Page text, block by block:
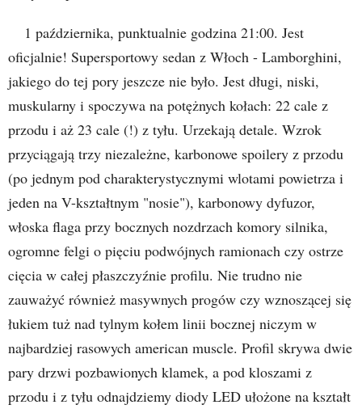
1 października, punktualnie godzina 21:00. Jest
oficjalnie! Supersportowy sedan z Włoch - Lamborghini,
jakiego do tej pory jeszcze nie było. Jest długi, niski,
muskularny i spoczywa na potężnych kołach: 22 cale z
przodu i aż 23 cale (!) z tyłu. Urzekają detale. Wzrok
przyciągają trzy niezależne, karbonowe spoilery z przodu
(po jednym pod charakterystycznymi wlotami powietrza i
jeden na V-kształtnym "nosie"), karbonowy dyfuzor,
włoska flaga przy bocznych nozdrzach komory silnika,
ogromne felgi o pięciu podwójnych ramionach czy ostrze
cięcia w całej płaszczyźnie profilu. Nie trudno nie
zauważyć również masywnych progów czy wznoszącej się
łukiem tuż nad tylnym kołem linii bocznej niczym w
najbardziej rasowych american muscle. Profil skrywa dwie
pary drzwi pozbawionych klamek, a pod kloszami z
przodu i z tyłu odnajdziemy diody LED ułożone na kształt